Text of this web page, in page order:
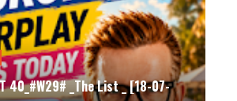
Lifestyle
Η ενδοφρύνη που επιδρά
ώστε να δείξουν ενδιαφέρον